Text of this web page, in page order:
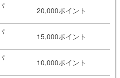
20,000ポイント
15,000ポイント
10,000ポイント